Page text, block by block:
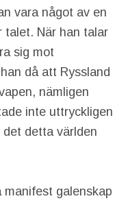
vara något av en
talet. När han talar
sig mot
då att Ryssland
nämligen
inte uttryckligen
detta världen
manifest galenskap